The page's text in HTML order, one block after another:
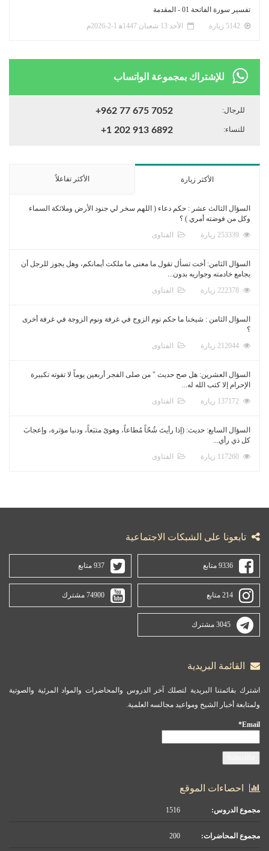
تفسير سورة الفاتحة 01 - المقدمة
الأحد 13 شعبان 1447ﻫ 1-2-2026م
للإشتراك بمجموعة الواتساب
للرجال: +962 77 675 7052
للنساء: +1 202 913 6892
الأكثر زيارة الأكثر تفاعلاً
السؤال الثالث عشر : حكم دعاء ( اللهم سخر لي جنود الأرض وملائكة السماء
وكل من فوضته أمري ) ؟
الفتاوى
السؤال الثامن: أخت تسأل تقول ما معنى ما ملكت أيمانكم، وهل يجوز للرجل أن
يجامع خادمته وجواريه بدون...
الفتاوى
السؤال الثامن : شيخنا ما حكم نوم الزوج في غرفة ونوم الزوجة في غرفة أخرى
؟
الفتاوى
السؤال العشرين: هل صح حديث " من صلى الفجر أربعين يوماً لا تفوته تكبيرة
الإحرام إلا كتب الله له...
الفتاوى
السؤال السابع: حديث: (إذا رأيتَ شُحّاً مُطاعاً، وهوىً متبَعاً، ودنيا مؤثرة، وإعجابَ
كل ذي رأي...
الفتاوى
تابعونا على الشبكات الاجتماعية
9336 متابع 937 متابع
214 متابع 74900 مشترك
3045 مشترك
القائمة البريدية
اشترك بقائمتنا البريدية لتصلك آخر الدروس والمحاضرات والمواد المرئية والصوتية
ولمتابعة أخبار الشيخ ومواعيد مجالسه العلمية.
Email*
احصاءات الموقع
مجموع الدروس:
مجموع المحاضرات: